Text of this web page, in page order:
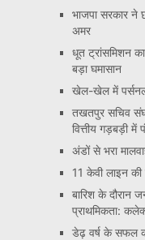
भाजपा सरकार ने
अमर
धूत ट्रांसमिशन
बड़ा घमासान
खेल-खेल में
तखतपुर सचिव संघ
वित्तीय गड़बड़ी में
अंडों से भरा
11 केवी लाइन
बारिश के दौरान
प्राथमिकता:
डेढ़ वर्ष के सफल